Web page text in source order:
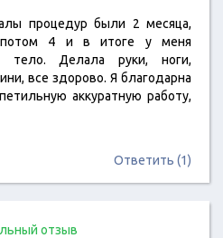
процедур были 2 месяца,
потом 4 и в итоге у меня
тело. Делала руки, ноги,
все здорово. Я благодарна
аккуратную работу,
Ответить (1)
отзыв